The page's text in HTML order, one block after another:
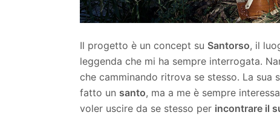
Il progetto è un concept su Santorso, il
leggenda che mi ha sempre interrogata.
che camminando ritrova se stesso. La sua
fatto un santo, ma a me è sempre
voler uscire da se stesso per incontrare il